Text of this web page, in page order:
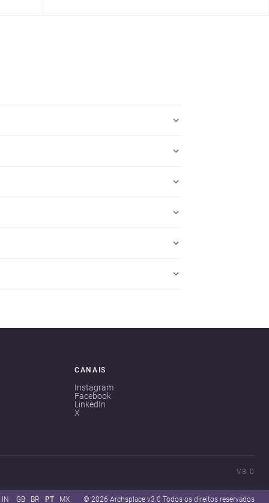
CANAIS
Instagram
Facebook
LinkedIn
X
V3.0
IN GB BR PT MX © 2026 Archsplace v3.0 Todos os direitos reservados